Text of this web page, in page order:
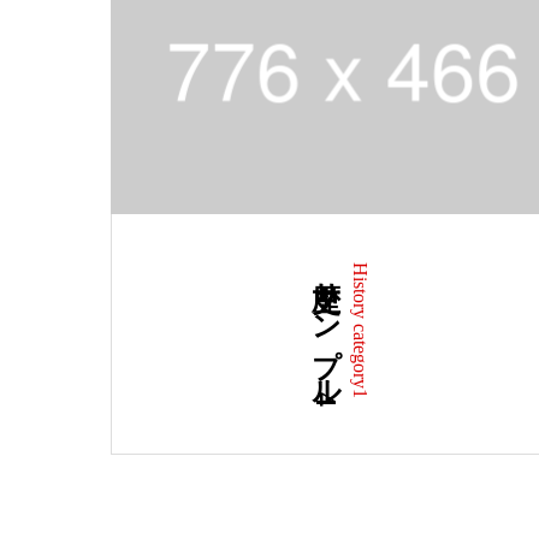
History category1
歴史サンプル4